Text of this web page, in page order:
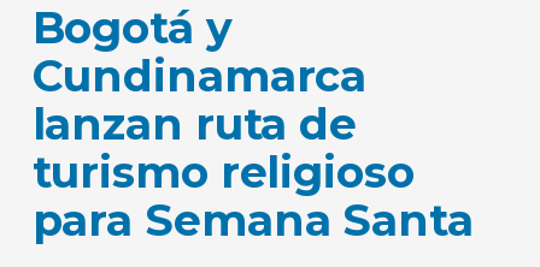
Bogotá y
Cundinamarca
lanzan ruta de
turismo religioso
para Semana Santa